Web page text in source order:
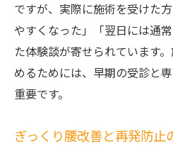
ですが、実際に施術を受けた
やすくなった」「翌日には通
た体験談が寄せられています
めるためには、早期の受診と
重要です。
ぎっくり腰改善と再発防止